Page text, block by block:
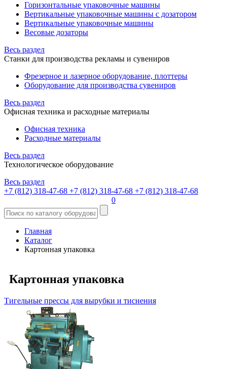
Горизонтальные упаковочные машины
Вертикальные упаковочные машины с дозатором
Вертикальные упаковочные машины
Весовые дозаторы
Весь раздел
Станки для производства рекламы и сувениров
Фрезерное и лазерное оборудование, плоттеры
Оборудование для производства сувениров
Весь раздел
Офисная техника и расходные материалы
Офисная техника
Расходные материалы
Весь раздел
Технологическое оборудование
Весь раздел
+7 (812) 318-47-68 +7 (812) 318-47-68 +7 (812) 318-47-68
0
Главная
Каталог
Картонная упаковка
Картонная упаковка
Тигельные прессы для вырубки и тиснения